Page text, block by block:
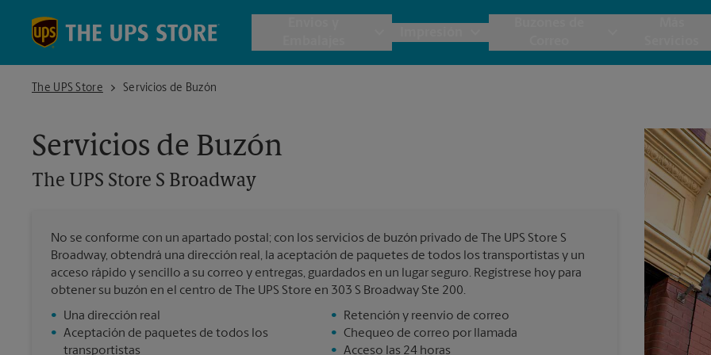
Envío Internacional
Cajas y Suministros de Mudanza
Garantía de Embalaje y Envío
Todos los Servicios de Envío y Embalaje
Tarjetas Postales
Tarjetas Comerciales
Todos los Servicios de Impresión
Fotos
The UPS Store
The UPS Store S BroadwayServicios de Buzón
Servicios de Buzón
The UPS Store S Broadway
No se conforme con un apartado postal; con los servicios de buzón privado de The UPS Store S
Broadway, obtendrá una dirección real, la aceptación de paquetes de todos los transportistas y un
acceso rápido y sencillo a su correo y entregas, guardados en un lugar seguro. Regístrese hoy para
obtener su buzón en el centro de The UPS Store en 303 S Broadway Ste 200.
•
Una dirección real
• Aceptación de paquetes de todos los
transportistas
•
Retención y reenvío de correo
• Chequeo de correo por llamada
• Acceso las 24 horas